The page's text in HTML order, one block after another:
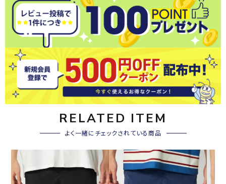
RELATED ITEM
よく一緒にチェックされている商品